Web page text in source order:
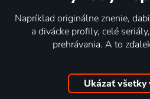
Napríklad originálne znenie,
a divácke profily, celé
prehrávania. A to
Ukázať všetky